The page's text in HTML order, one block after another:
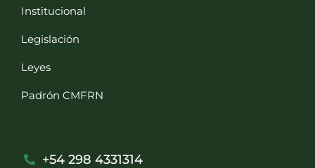
Institucional
Legislación
Leyes
Padrón CMFRN
+54 298 4331314